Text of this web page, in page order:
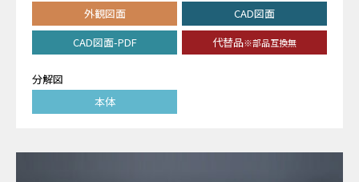
外観図面
CAD図面
CAD図面-PDF
代替品※部品互換無
分解図
本体